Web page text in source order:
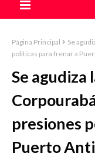
Página Principal
Se
políticas para frenar a
Se agudiza
presiones
Puerto